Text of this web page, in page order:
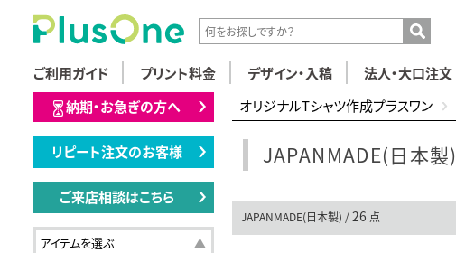
ご利用ガイド プリント料金 デザイン・入稿 法人・大口注文
納期・お急ぎの方へ
リピート注文のお客様
ご来店相談はこちら
アイテムを選ぶ
オリジナルTシャツ作成プラスワン
JAPANMADE(日本製)
JAPANMADE(日本製) /26 点